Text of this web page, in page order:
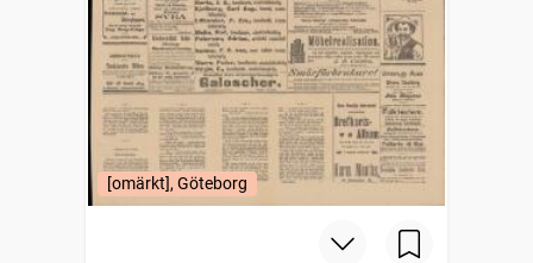
[omärkt], Göteborg